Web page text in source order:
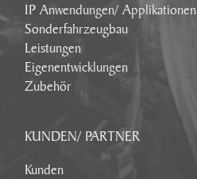
IP Anwendungen/ Applikationen
Sonderfahrzeugbau
Leistungen
Eigenentwicklungen
Zubehör
KUNDEN/ PARTNER
Kunden